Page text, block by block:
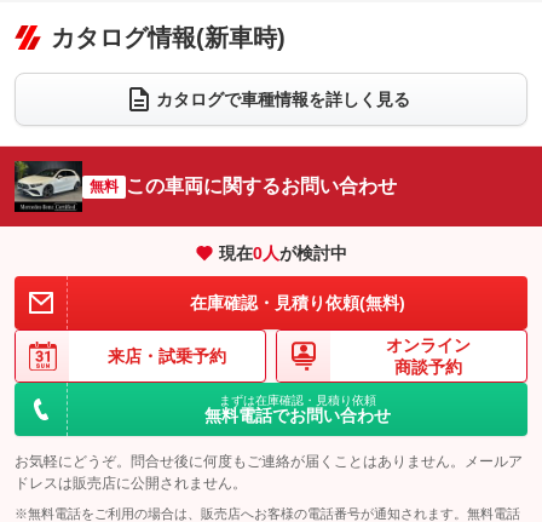
リフトアップ
：装備なし
ダウンヒルアシストコントロール
パワーウィンドウ
：装備あり ：装備あり
アイドリングストップ
：装備あり
USB入力端子
：装備なし Bluetooth接続
クリーンディーゼル
：装備なし
センターデフロック
：装備なし
レンタカーアップ
：装備なし 展示・試乗車
：装備なし
電動格納ミラー
：装備あり
ビジュアル
：装備なし
革シート
：装備なし ハーフレザーシート
：装備なし
キーレス
：装備あり ：装備あり
HID(キセノンライト)
：装備なし
ETC2.0
：装備あり
エアロ
：装備なし スマートキー
：装備あり
ローダウン
：装備なし ランフラットタイヤ
：装備なし
：装備あり ：装備なし
ベンチシート
：装備なし フルフラットシート
：装備なし
チップアップシート
：装備なし オットマン
：装備なし
電動格納サードシート
：装備なし シートヒーター
：装備あり
カタログ情報(新車時)
カタログで車種情報を詳しく見る
無料 この車両に関するお問い合わせ
現在0人が検討中
在庫確認・見積り依頼(無料)
来店・ 試乗予約
オンライン
商談予約
まずは在庫確認・見積り依頼
無料電話でお問い合わせ
お気軽にどうぞ。問合せ後に何度もご連絡が届くことはありません。メールア
ドレスは販売店に公開されません。
※無料電話をご利用の場合は、販売店へお客様の電話番号が通知されます。無料電話